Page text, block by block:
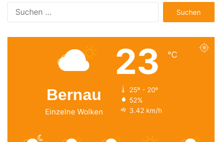
nach:
Bernau
Einzelne Wolken
23 ℃
25º - 20º
52%
3.42 km/h